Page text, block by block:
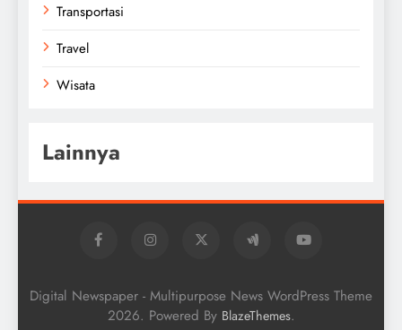
Transportasi
Travel
Wisata
Lainnya
Digital Newspaper - Multipurpose News WordPress Theme
2026. Powered By BlazeThemes.